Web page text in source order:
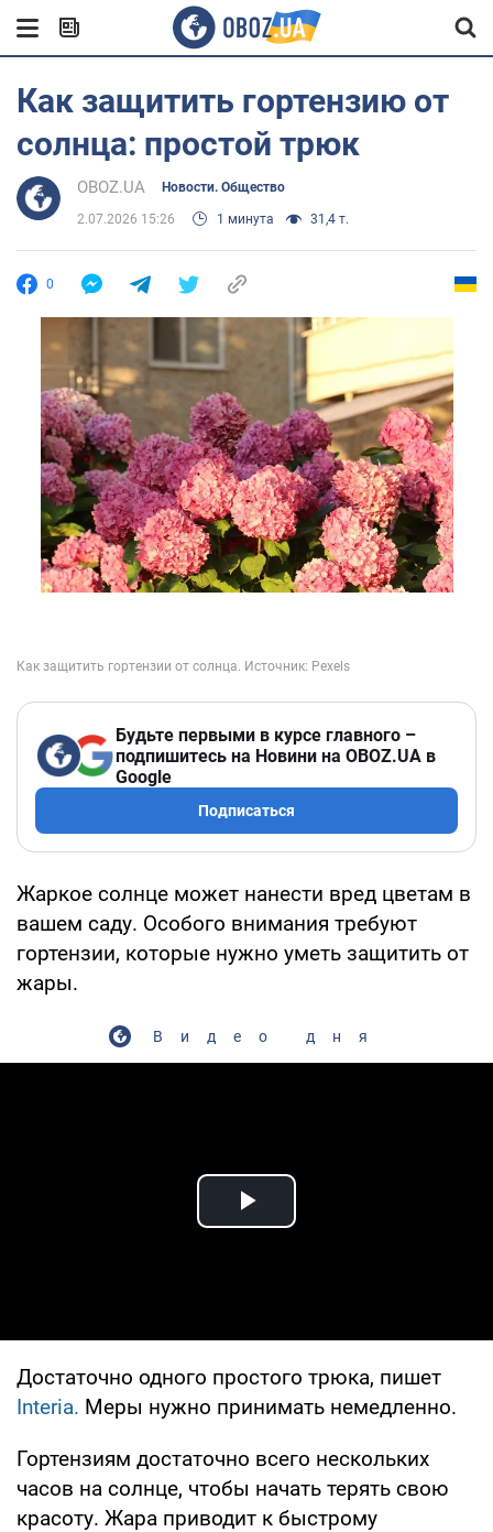
Как защитить гортензию от
солнца: простой трюк
OBOZ.UA Новости. Общество
2.07.2026 15:26 1 минута 31,4 т.
0
Будьте первыми в курсе главного –
подпишитесь на Новини на OBOZ.UA в
Google
Подписаться
Жаркое солнце может нанести вред цветам в
вашем саду. Особого внимания требуют
гортензии, которые нужно уметь защитить от
жары.
Видео дня
Play Video
Достаточно одного простого трюка, пишет
Interia. Меры нужно принимать немедленно.
Гортензиям достаточно всего нескольких
часов на солнце, чтобы начать терять свою
красоту. Жара приводит к быстрому